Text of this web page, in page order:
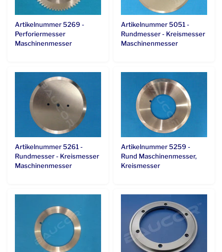
Artikelnummer 5269 -
Perforiermesser
Maschinenmesser
Artikelnummer 5051 -
Rundmesser - Kreismesser
Maschinenmesser
Artikelnummer 5261 -
Rundmesser - Kreismesser
Maschinenmesser
Artikelnummer 5259 -
Rund Maschinenmesser,
Kreismesser